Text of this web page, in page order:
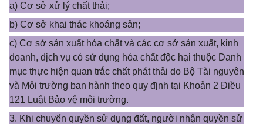
a) Cơ sở xử lý chất thải;
b) Cơ sở khai thác khoáng sản;
c) Cơ sở sản xuất hóa chất và các cơ sở sản xuất, kinh
doanh, dịch vụ có sử dụng hóa chất độc hại thuộc Danh
mục thực hiện quan trắc chất phát thải do Bộ Tài nguyên
và Môi trường ban hành theo quy định tại Khoản 2 Điều
121 Luật Bảo vệ môi trường.
3. Khi chuyển quyền sử dụng đất, người nhận quyền sử